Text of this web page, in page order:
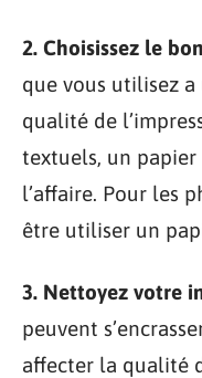
2. Choisissez le
que vous utilisez
qualité de
textuels, un
l’affaire. Pour les
être utiliser un
3. Nettoyez votre
peuvent
affecter la qualité